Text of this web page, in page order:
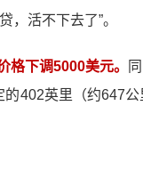
，活不下去了”。
格下调5000美元。
402英里（约647